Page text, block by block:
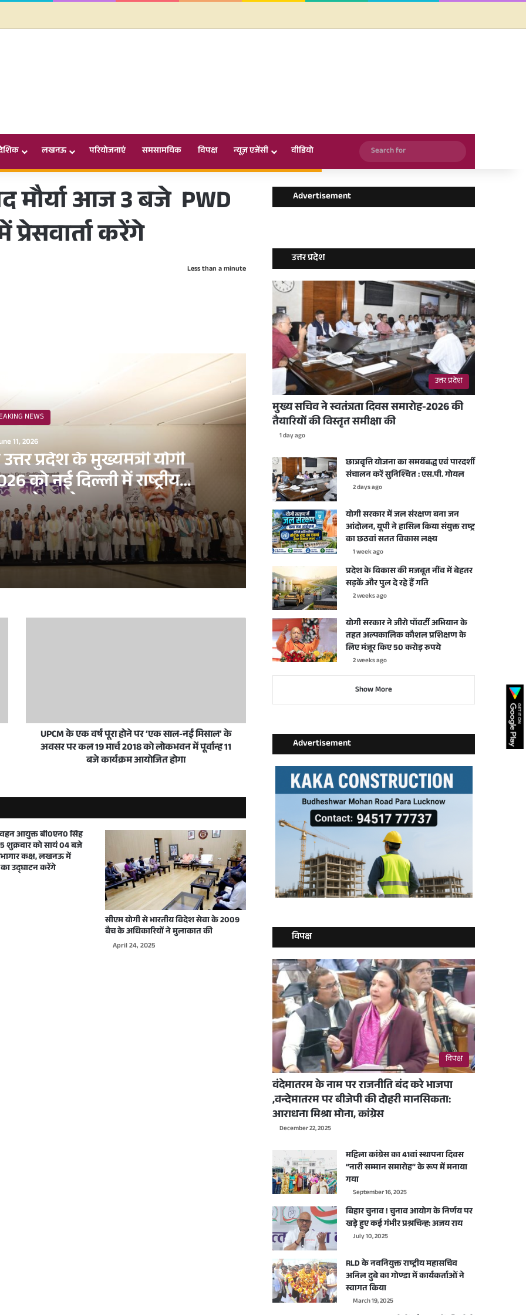
लखनऊ परियोजनाएं समसामयिक विपक्ष न्यूज़ एजेंसी वीडियो
Search
for
मौर्या आज 3 बजे PWD
करेंगे
Less than a minute
NEWS
11, 2026
उत्तर प्रदेश के मुख्यमंत्री योगी
को नई दिल्ली में राष्ट्रीय
सम्मेलन के अवसर पर
प्रधानमंत्री नरेन्द्र मोदी व उत्तर प्रदेश के मुख्यमंत्री योगी आदित्यनाथ 10 जून, 2026 को नई दिल्ली में राष्ट्रीय जनतांत्रिक गठबंधन सम्मेलन के अवसर पर
मुख्यमंत्री ने शारदीय नवरात्रि में महाअष्टमी एवं महानवमी के अवसर पर प्रदेशवासियों को हार्दिक बधाई और शुभकामनाएं दीं
दिल्ली में WJAI द्वारा आयोजित होने वाले कार्यक्रम के लिए उत्तर प्रदेश के मुख्यमंत्री योगी आदित्यनाथ को दिया गया आमंत्रण
UPCM के एक वर्ष पूरा होने पर ‘एक साल-नई मिसाल’ के
अवसर पर कल 19 मार्च 2018 को लोकभवन में पूर्वान्ह 11
बजे कार्यक्रम आयोजित होगा
आयुक्त बी0एन0 सिंह
शुक्रवार को सायं 04 बजे
कक्ष, लखनऊ में
उद्घाटन करेंगे
सीएम योगी से भारतीय विदेश सेवा के 2009
बैच के अधिकारियों ने मुलाकात की
April 24, 2025
Advertisement
उत्तर प्रदेश
उत्तर प्रदेश
मुख्य सचिव ने स्वतंत्रता दिवस समारोह-2026 की
तैयारियों की विस्तृत समीक्षा की
1 day ago
छात्रवृत्ति योजना का समयबद्ध एवं पारदर्शी
संचालन करें सुनिश्चित : एस.पी. गोयल
2 days ago
योगी सरकार में जल संरक्षण बना जन
आंदोलन, यूपी ने हासिल किया संयुक्त राष्ट्र
का छठवां सतत विकास लक्ष्य
1 week ago
प्रदेश के विकास की मजबूत नींव में बेहतर
सड़कें और पुल दे रहे हैं गति
2 weeks ago
योगी सरकार ने जीरो पॉवर्टी अभियान के
तहत अल्पकालिक कौशल प्रशिक्षण के
लिए मंजूर किए 50 करोड़ रुपये
2 weeks ago
Show More
Advertisement
विपक्ष
विपक्ष
वंदेमातरम के नाम पर राजनीति बंद करे भाजपा
,वन्देमातरम पर बीजेपी की दोहरी मानसिकता:
आराधना मिश्रा मोना, कांग्रेस
December 22, 2025
महिला कांग्रेस का 41वां स्थापना दिवस
“नारी सम्मान समारोह” के रूप में मनाया
गया
September 16, 2025
बिहार चुनाव ! चुनाव आयोग के निर्णय पर
खड़े हुए कई गंभीर प्रश्नचिन्ह: अजय राय
July 10, 2025
RLD के नवनियुक्त राष्ट्रीय महासचिव
अनिल दुबे का गोण्डा में कार्यकर्ताओं ने
स्वागत किया
March 19, 2025